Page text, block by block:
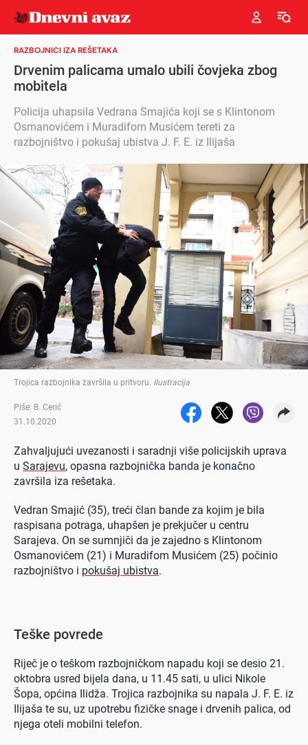
RAZBOJNICI IZA REŠETAKA
Drvenim palicama umalo ubili čovjeka zbog
mobitela
Policija uhapsila Vedrana Smajića koji se s Klintonom
Osmanovićem i Muradifom Musićem tereti za
razbojništvo i pokušaj ubistva J. F. E. iz Ilijaša
Trojica razbojnika završila u pritvoru. Ilustracija
Piše: B. Cerić
31.10.2020
Zahvaljujući uvezanosti i saradnji više policijskih uprava
u Sarajevu, opasna razbojnička banda je konačno
završila iza rešetaka.
Vedran Smajić (35), treći član bande za kojim je bila
raspisana potraga, uhapšen je prekjučer u centru
Sarajeva. On se sumnjiči da je zajedno s Klintonom
Osmanovićem (21) i Muradifom Musićem (25) počinio
razbojništvo i pokušaj ubistva.
Teške povrede
Riječ je o teškom razbojničkom napadu koji se desio 21.
oktobra usred bijela dana, u 11.45 sati, u ulici Nikole
Šopa, općina Ilidža. Trojica razbojnika su napala J. F. E. iz
Ilijaša te su, uz upotrebu fizičke snage i drvenih palica, od
njega oteli mobilni telefon.